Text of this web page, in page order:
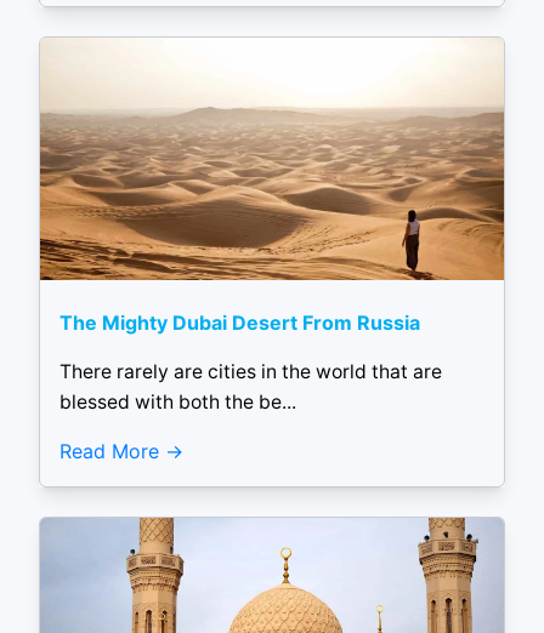
The Mighty Dubai Desert From Russia
There rarely are cities in the world that are
blessed with both the be...
Read More